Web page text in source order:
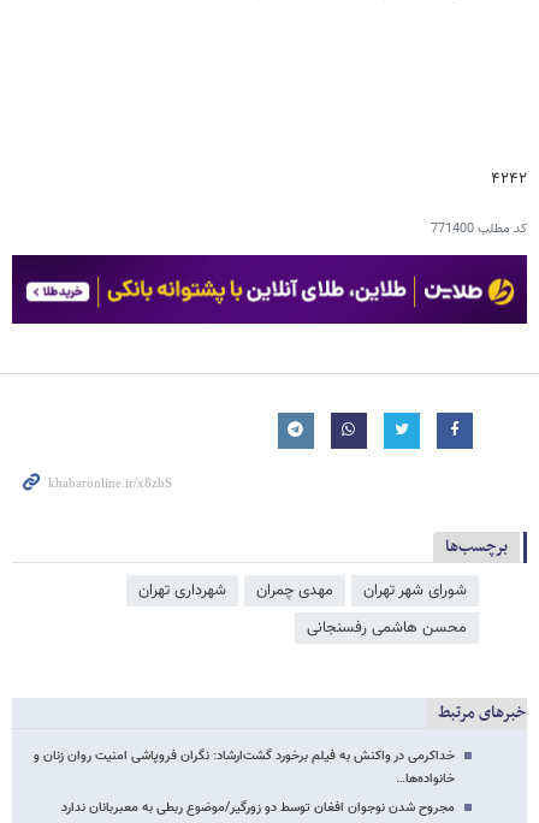
۴۲۴۲
کد مطلب771400
برچسب‌ها
شورای شهر تهران مهدی چمران
شهرداری تهران
محسن هاشمی رفسنجانی
خبرهای مرتبط
خداکرمی در واکنش به فیلم برخورد گشت‌ارشاد: نگران فروپاشی امنیت روان زنان و
خانواده‌ها…
مجروح شدن نوجوان افغان توسط دو زورگیر/موضوع ربطی به معبربانان ندارد